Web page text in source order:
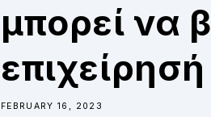
μπορεί να
FEBRUARY 16, 2023